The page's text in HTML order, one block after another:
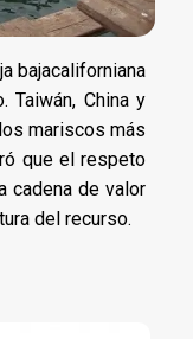
bajacaliforniana
Taiwán, China y
mariscos más
que el respeto
cadena de valor
del recurso.